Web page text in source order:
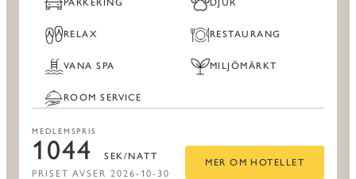
PARKERING DJUR
RELAX RESTAURANG
VANA SPA MILJÖMÄRKT
ROOM SERVICE
MEDLEMSPRIS
1044 SEK/NATT
PRISET AVSER 2026-10-30
MER OM HOTELLET